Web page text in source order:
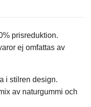
prisreduktion.
ej omfattas av
i stilren design.
av naturgummi och